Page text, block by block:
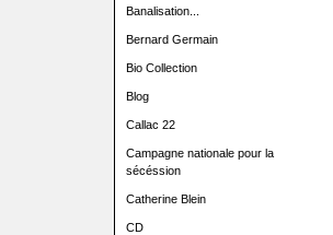
Banalisation...
Bernard Germain
Bio Collection
Blog
Callac 22
Campagne nationale pour la
sécéssion
Catherine Blein
CD